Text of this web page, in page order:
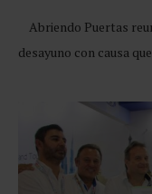
Abriendo Puertas
desayuno con causa